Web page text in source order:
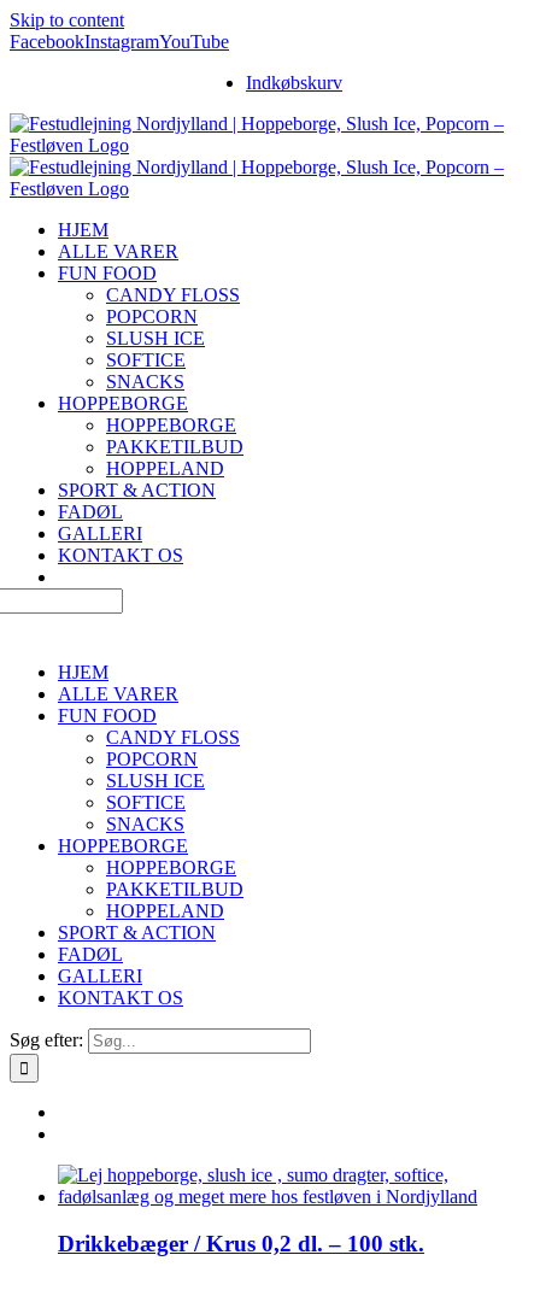
Skip to content
FacebookInstagramYouTube
Indkøbskurv
HJEM
ALLE VARER
FUN FOOD
CANDY FLOSS
POPCORN
SLUSH ICE
SOFTICE
SNACKS
HOPPEBORGE
HOPPEBORGE
PAKKETILBUD
HOPPELAND
SPORT & ACTION
FADØL
GALLERI
KONTAKT OS
HJEM
ALLE VARER
FUN FOOD
CANDY FLOSS
POPCORN
SLUSH ICE
SOFTICE
SNACKS
HOPPEBORGE
HOPPEBORGE
PAKKETILBUD
HOPPELAND
SPORT & ACTION
FADØL
GALLERI
KONTAKT OS
Søg efter:
Drikkebæger / Krus 0,2 dl. – 100 stk.